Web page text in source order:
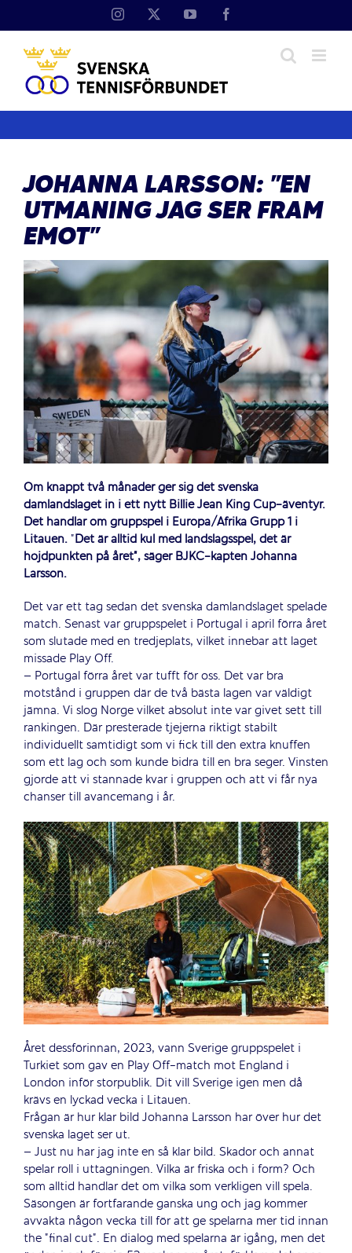
Instagram YouTube
JOHANNA LARSSON: ”EN
UTMANING JAG SER FRAM
EMOT”
Om knappt två månader ger sig det svenska
damlandslaget in i ett nytt Billie Jean King Cup-äventyr.
Det handlar om gruppspel i Europa/Afrika Grupp 1 i
Litauen. ”Det är alltid kul med landslagsspel, det är
höjdpunkten på året”, säger BJKC-kapten Johanna
Larsson.
Det var ett tag sedan det svenska damlandslaget spelade
match. Senast var gruppspelet i Portugal i april förra året
som slutade med en tredjeplats, vilket innebar att laget
missade Play Off.
– Portugal förra året var tufft för oss. Det var bra
motstånd i gruppen där de två bästa lagen var väldigt
jämna. Vi slog Norge vilket absolut inte var givet sett till
rankingen. Där presterade tjejerna riktigt stabilt
individuellt samtidigt som vi fick till den extra knuffen
som ett lag och som kunde bidra till en bra seger. Vinsten
gjorde att vi stannade kvar i gruppen och att vi får nya
chanser till avancemang i år.
Året dessförinnan, 2023, vann Sverige gruppspelet i
Turkiet som gav en Play Off-match mot England i
London inför storpublik. Dit vill Sverige igen men då
krävs en lyckad vecka i Litauen.
Frågan är hur klar bild Johanna Larsson har över hur det
svenska laget ser ut.
– Just nu har jag inte en så klar bild. Skador och annat
spelar roll i uttagningen. Vilka är friska och i form? Och
som alltid handlar det om vilka som verkligen vill spela.
Säsongen är fortfarande ganska ung och jag kommer
avvakta någon vecka till för att ge spelarna mer tid innan
the ”final cut”. En dialog med spelarna är igång, men det